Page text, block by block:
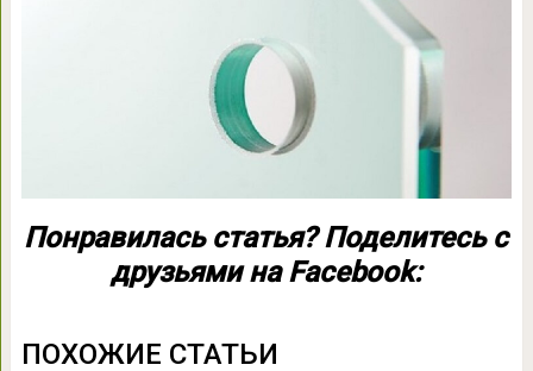
Понравилась статья? Поделитесь с
друзьями на Facebook:
ПОХОЖИЕ СТАТЬИ